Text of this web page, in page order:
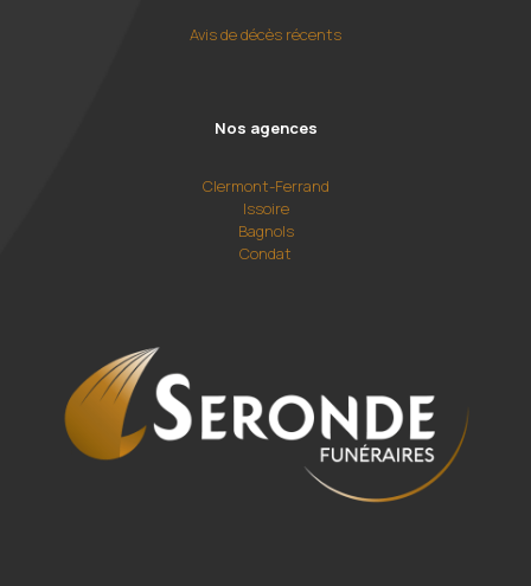
Avis de décès récents
Nos agences
Clermont-Ferrand
Issoire
Bagnols
Condat